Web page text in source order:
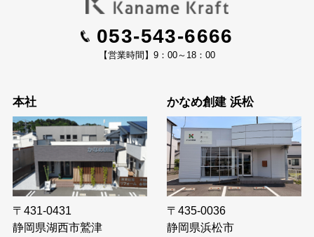
053-543-6666
【営業時間】9：00～18：00
本社
〒431-0431
静岡県湖西市鷲津
かなめ創建 浜松
〒435-0036
静岡県浜松市